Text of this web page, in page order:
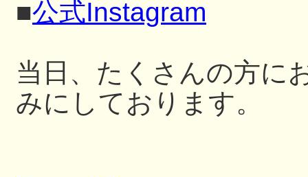
■公式Instagram
当日、たくさんの方に
みにしております。